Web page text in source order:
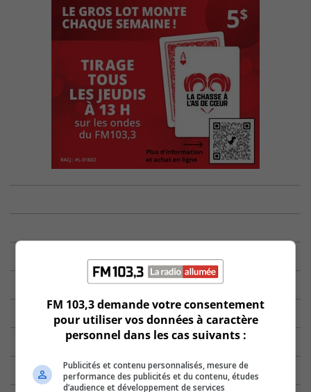
FM 103,3 demande votre consentement
pour utiliser vos données à caractère
personnel dans les cas suivants :
Publicités et contenu personnalisés, mesure de
performance des publicités et du contenu, études
d’audience et développement de services